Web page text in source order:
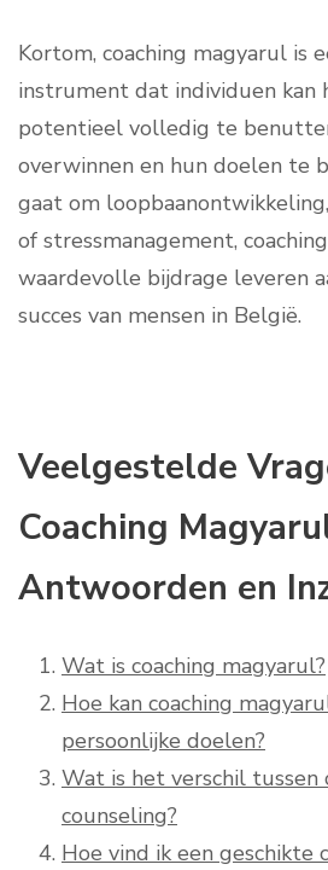
Kortom, coaching magyarul is
instrument dat individuen kan
potentieel volledig te
overwinnen en hun doelen te
gaat om
of stressmanagement,
waardevolle bijdrage leveren
succes van mensen in België.
Veelgestelde
Coaching
Antwoorden en
Wat is coaching magyarul?
Hoe kan coaching
persoonlijke doelen?
Wat is het verschil tussen
counseling?
Hoe vind ik een geschikte